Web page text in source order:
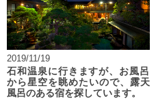
2019/11/19
石和温泉に行きますが、お風呂
から星空を眺めたいので、露天
風呂のある宿を探しています。